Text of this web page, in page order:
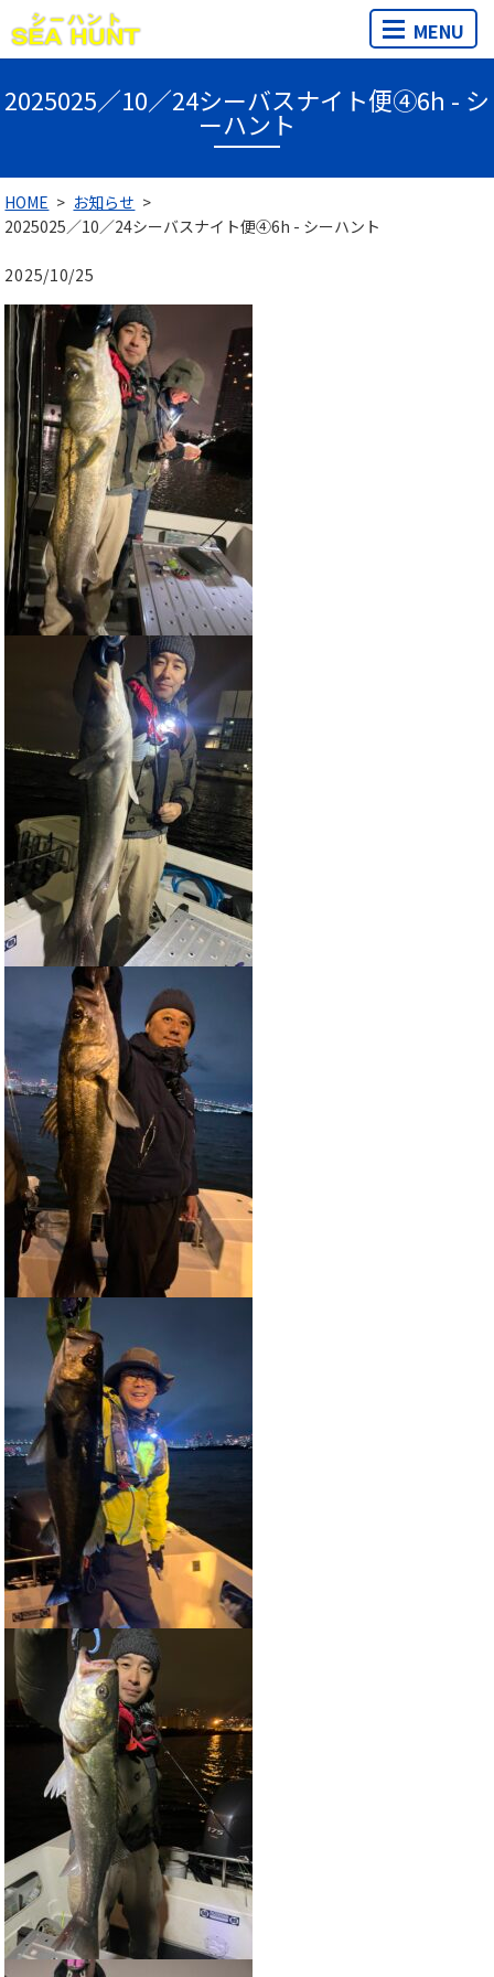
MENU
2025025／10／24シーバスナイト便④6h - シ
ーハント
HOME
お知らせ
2025025／10／24シーバスナイト便④6h - シーハント
2025/10/25